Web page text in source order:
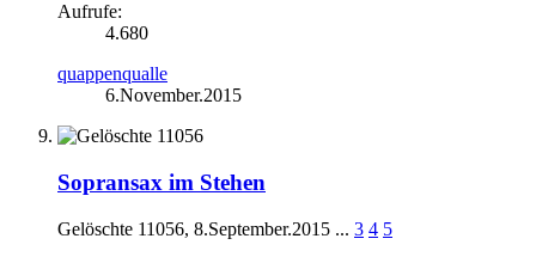
Aufrufe:
4.680
quappenqualle
6.November.2015
Sopransax im Stehen
Gelöschte 11056, 8.September.2015 ... 3 4 5